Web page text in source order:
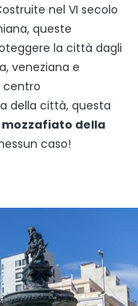
nel VI secolo
queste
la città dagli
veneziana e
centro
della città, questa
della
caso!